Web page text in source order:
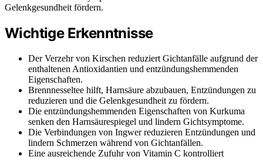
Gelenkgesundheit fördern.
Wichtige Erkenntnisse
Der Verzehr von Kirschen reduziert Gichtanfälle aufgrund der
enthaltenen Antioxidantien und entzündungshemmenden
Eigenschaften.
Brennnesseltee hilft, Harnsäure abzubauen, Entzündungen zu
reduzieren und die Gelenkgesundheit zu fördern.
Die entzündungshemmenden Eigenschaften von Kurkuma
senken den Harnsäurespiegel und lindern Gichtsymptome.
Die Verbindungen von Ingwer reduzieren Entzündungen und
lindern Schmerzen während von Gichtanfällen.
Eine ausreichende Zufuhr von Vitamin C kontrolliert